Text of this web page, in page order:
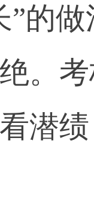
”的
。
潜